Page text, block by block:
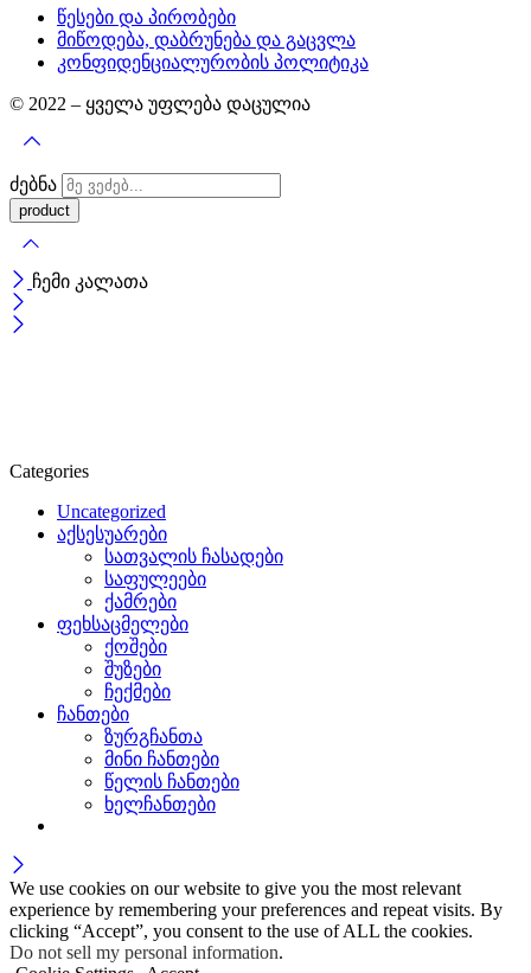
წესები და პირობები
მიწოდება, დაბრუნება და გაცვლა
კონფიდენციალურობის პოლიტიკა
© 2022 – ყველა უფლება დაცულია
ძებნა
ჩემი კალათა
Categories
Uncategorized
აქსესუარები
სათვალის ჩასადები
საფულეები
ქამრები
ფეხსაცმელები
ქოშები
შუზები
ჩექმები
ჩანთები
ზურგჩანთა
მინი ჩანთები
წელის ჩანთები
ხელჩანთები
We use cookies on our website to give you the most relevant
experience by remembering your preferences and repeat visits. By
clicking “Accept”, you consent to the use of ALL the cookies.
Do not sell my personal information.